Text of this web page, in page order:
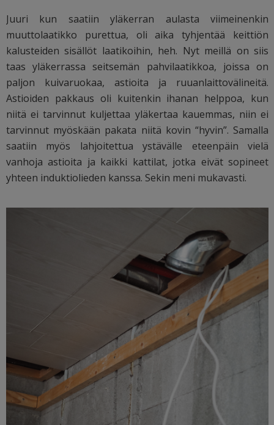
Juuri kun saatiin yläkerran aulasta viimeinenkin
muuttolaatikko purettua, oli aika tyhjentää keittiön
kalusteiden sisällöt laatikoihin, heh. Nyt meillä on siis
taas yläkerrassa seitsemän pahvilaatikkoa, joissa on
paljon kuivaruokaa, astioita ja ruuanlaittovälineitä.
Astioiden pakkaus oli kuitenkin ihanan helppoa, kun
niitä ei tarvinnut kuljettaa yläkertaa kauemmas, niin ei
tarvinnut myöskään pakata niitä kovin “hyvin”. Samalla
saatiin myös lahjoitettua ystävälle eteenpäin vielä
vanhoja astioita ja kaikki kattilat, jotka eivät sopineet
yhteen induktiolieden kanssa. Sekin meni mukavasti.